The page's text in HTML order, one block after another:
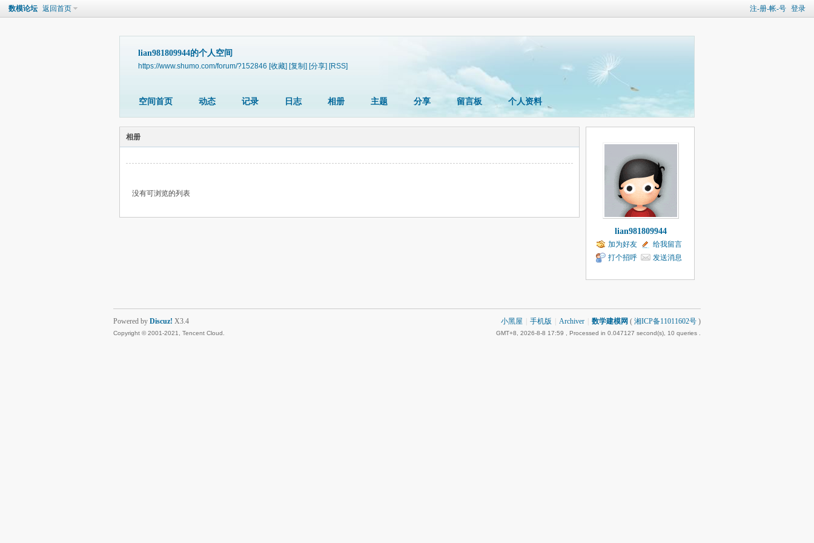
注-册-帐-号 登录
数模论坛 返回首页
lian981809944的个人空间
https://www.shumo.com/forum/?152846 [收藏] [复制] [分享] [RSS]
空间首页 动态 记录 日志 相册 主题 分享 留言板 个人资料
相册
没有可浏览的列表
lian981809944
加为好友
给我留言
打个招呼
发送消息
小黑屋 手机版 Archiver 数学建模网 ( 湘ICP备11011602号 )
GMT+8, 2026-8-8 17:59 , Processed in 0.047127 second(s), 10 queries .
Powered by Discuz! X3.4
Copyright © 2001-2021, Tencent Cloud.